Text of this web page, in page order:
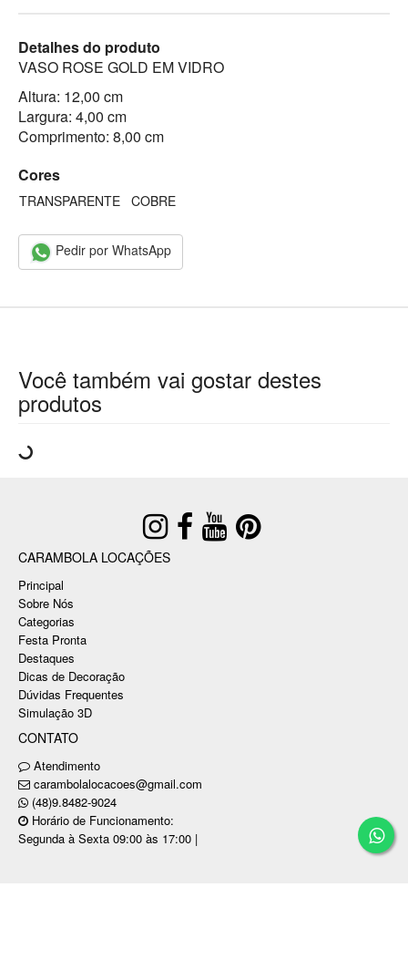
Detalhes do produto
VASO ROSE GOLD EM VIDRO
Altura: 12,00 cm
Largura: 4,00 cm
Comprimento: 8,00 cm
Cores
TRANSPARENTE COBRE
Pedir por WhatsApp
Você também vai gostar destes
produtos
CARAMBOLA LOCAÇÕES
Principal
Sobre Nós
Categorias
Festa Pronta
Destaques
Dicas de Decoração
Dúvidas Frequentes
Simulação 3D
CONTATO
Atendimento
carambolalocacoes@gmail.com
(48)9.8482-9024
Horário de Funcionamento:
Segunda à Sexta 09:00 às 17:00 |